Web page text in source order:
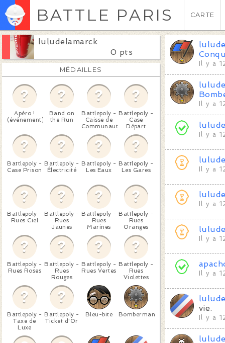
BATTLE PARIS CARTE
luludelamarck
0 pts
MÉDAILLES
Apéro !
(événement)
Band on
the Run
Battlepoly -
Caisse de
Communauté
Battlepoly -
Case
Départ
Battlepoly -
Case Prison
Battlepoly -
Électricité
Battlepoly -
Les Eaux
Battlepoly -
Les Gares
Battlepoly -
Rues Ciel
Battlepoly -
Rues
Jaunes
Battlepoly -
Rues
Marines
Battlepoly -
Rues
Oranges
Battlepoly -
Rues Roses
Battlepoly -
Rues
Rouges
Battlepoly -
Rues Vertes
Battlepoly -
Rues
Violettes
Battlepoly -
Taxe de
Luxe
Battlepoly -
Ticket d'Or
Bleu-bite Bomberman
Il y a
Il y a
Il y a
Il y a
Il y a
Il y a
Il y a
vie.
Il y a